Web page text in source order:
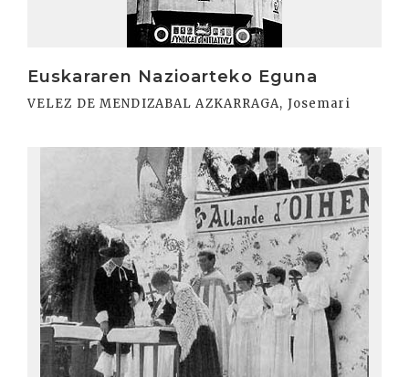
Euskararen Nazioarteko Eguna
VELEZ DE MENDIZABAL AZKARRAGA, Josemari